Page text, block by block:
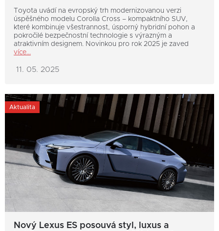
Toyota uvádí na evropský trh modernizovanou verzi
úspěšného modelu Corolla Cross – kompaktního SUV,
které kombinuje všestrannost, úsporný hybridní pohon a
pokročilé bezpečnostní technologie s výrazným a
atraktivním designem. Novinkou pro rok 2025 je zaved
více...
11. 05. 2025
Aktualita
Nový Lexus ES posouvá styl, luxus a